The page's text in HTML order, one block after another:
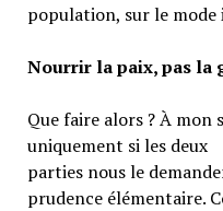
population, sur le mode
Nourrir la paix, pas la
Que faire alors ? À mon
uniquement si les deux
parties nous le
prudence élémentaire.